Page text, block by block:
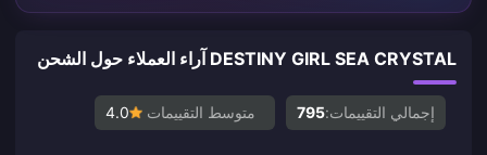
DESTINY GIRL SEA CRYSTAL آراء العملاء حول الشحن
إجمالي التقييمات:795 متوسط التقييمات 4.0